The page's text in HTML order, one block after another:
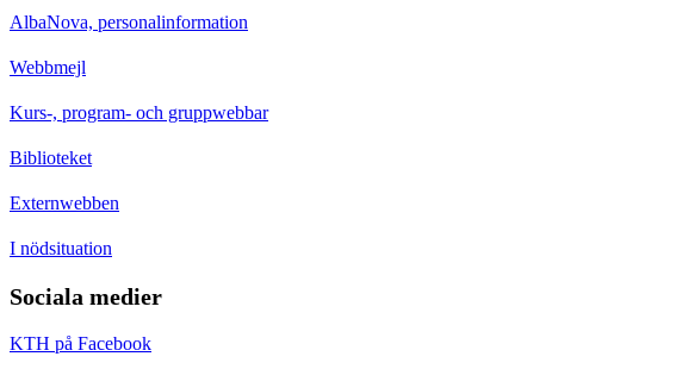
AlbaNova, personalinformation
Webbmejl
Kurs-, program- och gruppwebbar
Biblioteket
Externwebben
I nödsituation
Sociala medier
KTH på Facebook